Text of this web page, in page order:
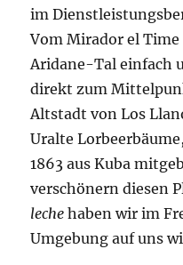
im
Vom Mirador el
Aridane-Tal einfach
direkt zum
Altstadt von Los
Uralte
1863 aus Kuba
verschönern diesen
leche haben wir im
Umgebung auf uns